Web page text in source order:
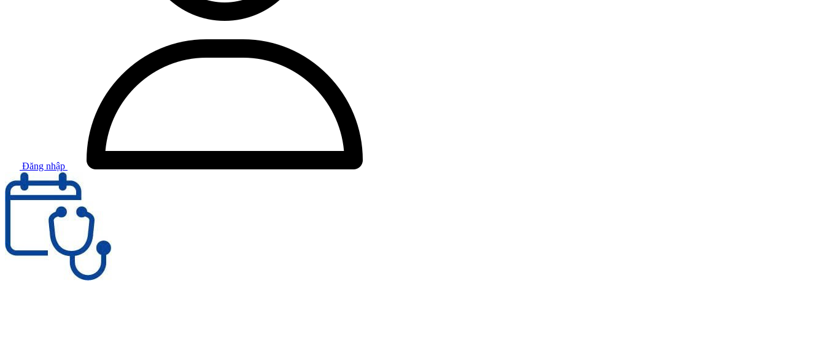
Đăng nhập